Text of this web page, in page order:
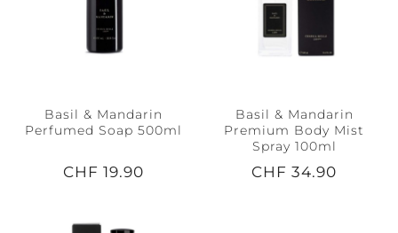
Basil & Mandarin
Perfumed Soap 500ml
CHF 19.90
Basil & Mandarin
Premium Body Mist
Spray 100ml
CHF 34.90